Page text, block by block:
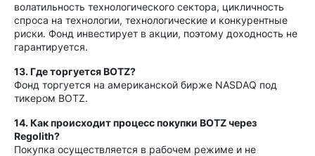
волатильность технологического сектора, цикличность
спроса на технологии, технологические и конкурентные
риски. Фонд инвестирует в акции, поэтому доходность не
гарантируется.
13. Где торгуется BOTZ?
Фонд торгуется на американской бирже NASDAQ под
тикером BOTZ.
14. Как происходит процесс покупки BOTZ через
Regolith?
Покупка осуществляется в рабочем режиме и не